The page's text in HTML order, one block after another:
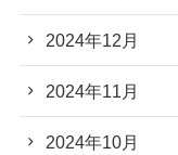
2024年12月
2024年11月
2024年10月